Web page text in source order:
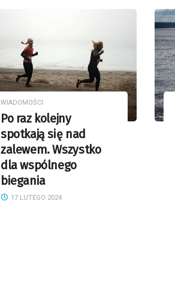
WIADOMOŚCI
Po raz kolejny
spotkają się nad
zalewem. Wszystko
dla wspólnego
biegania
17 LUTEGO 2024